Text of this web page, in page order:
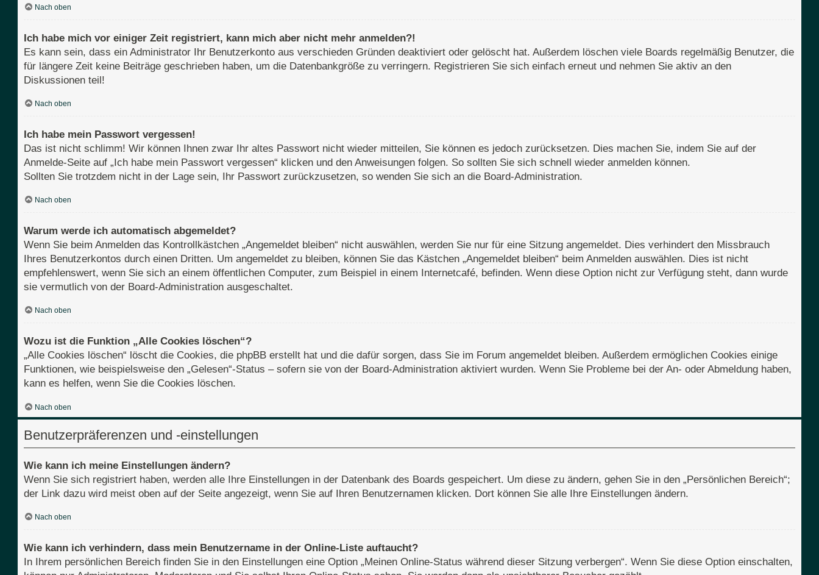
Nach oben
Ich habe mich vor einiger Zeit registriert, kann mich aber nicht mehr anmelden?!
Es kann sein, dass ein Administrator Ihr Benutzerkonto aus verschieden Gründen deaktiviert oder gelöscht hat. Außerdem löschen viele Boards regelmäßig Benutzer, die
für längere Zeit keine Beiträge geschrieben haben, um die Datenbankgröße zu verringern. Registrieren Sie sich einfach erneut und nehmen Sie aktiv an den
Diskussionen teil!
Nach oben
Ich habe mein Passwort vergessen!
Das ist nicht schlimm! Wir können Ihnen zwar Ihr altes Passwort nicht wieder mitteilen, Sie können es jedoch zurücksetzen. Dies machen Sie, indem Sie auf der
Anmelde-Seite auf „Ich habe mein Passwort vergessen“ klicken und den Anweisungen folgen. So sollten Sie sich schnell wieder anmelden können.
Sollten Sie trotzdem nicht in der Lage sein, Ihr Passwort zurückzusetzen, so wenden Sie sich an die Board-Administration.
Nach oben
Warum werde ich automatisch abgemeldet?
Wenn Sie beim Anmelden das Kontrollkästchen „Angemeldet bleiben“ nicht auswählen, werden Sie nur für eine Sitzung angemeldet. Dies verhindert den Missbrauch
Ihres Benutzerkontos durch einen Dritten. Um angemeldet zu bleiben, können Sie das Kästchen „Angemeldet bleiben“ beim Anmelden auswählen. Dies ist nicht
empfehlenswert, wenn Sie sich an einem öffentlichen Computer, zum Beispiel in einem Internetcafé, befinden. Wenn diese Option nicht zur Verfügung steht, dann wurde
sie vermutlich von der Board-Administration ausgeschaltet.
Nach oben
Wozu ist die Funktion „Alle Cookies löschen“?
„Alle Cookies löschen“ löscht die Cookies, die phpBB erstellt hat und die dafür sorgen, dass Sie im Forum angemeldet bleiben. Außerdem ermöglichen Cookies einige
Funktionen, wie beispielsweise den „Gelesen“-Status – sofern sie von der Board-Administration aktiviert wurden. Wenn Sie Probleme bei der An- oder Abmeldung haben,
kann es helfen, wenn Sie die Cookies löschen.
Nach oben
Benutzerpräferenzen und -einstellungen
Wie kann ich meine Einstellungen ändern?
Wenn Sie sich registriert haben, werden alle Ihre Einstellungen in der Datenbank des Boards gespeichert. Um diese zu ändern, gehen Sie in den „Persönlichen Bereich“;
der Link dazu wird meist oben auf der Seite angezeigt, wenn Sie auf Ihren Benutzernamen klicken. Dort können Sie alle Ihre Einstellungen ändern.
Nach oben
Wie kann ich verhindern, dass mein Benutzername in der Online-Liste auftaucht?
In Ihrem persönlichen Bereich finden Sie in den Einstellungen eine Option „Meinen Online-Status während dieser Sitzung verbergen“. Wenn Sie diese Option einschalten,